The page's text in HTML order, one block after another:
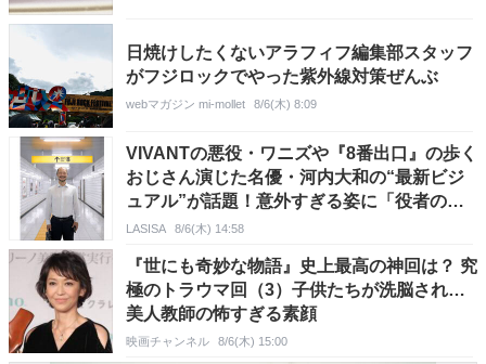
日焼けしたくないアラフィフ編集部スタッフ
がフジロックでやった紫外線対策ぜんぶ
webマガジン mi-mollet 8/6(木) 8:09
VIVANTの悪役・ワニズや『8番出口』の歩く
おじさん演じた名優・河内大和の“最新ビジ
ュアル”が話題！意外すぎる姿に「役者の別
班ですか？」「神ってる」SNSで話題
LASISA 8/6(木) 14:58
『世にも奇妙な物語』史上最高の神回は？ 究
極のトラウマ回（3）子供たちが洗脳され…
美人教師の怖すぎる素顔
映画チャンネル 8/6(木) 15:00